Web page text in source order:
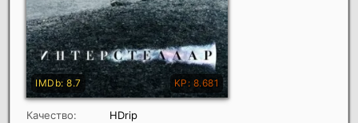
Качество:
HDrip